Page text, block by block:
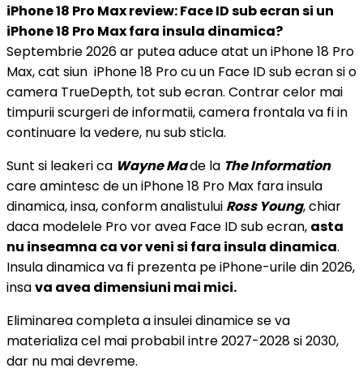
iPhone 18 Pro Max review: Face ID sub ecran si un
iPhone 18 Pro Max fara insula dinamica?
Septembrie 2026 ar putea aduce atat un iPhone 18 Pro
Max, cat siun iPhone 18 Pro cu un Face ID sub ecran si o
camera TrueDepth, tot sub ecran. Contrar celor mai
timpurii scurgeri de informatii, camera frontala va fi in
continuare la vedere, nu sub sticla.
Sunt si leakeri ca Wayne Made la The Information
care amintesc de un iPhone 18 Pro Max fara insula
dinamica, insa, conform analistului Ross Young, chiar
daca modelele Pro vor avea Face ID sub ecran, asta
nu inseamna ca vor veni si fara insula dinamica.
Insula dinamica va fi prezenta pe iPhone-urile din 2026,
insava avea dimensiuni mai mici.
Eliminarea completa a insulei dinamice se va
materializa cel mai probabil intre 2027-2028 si 2030,
dar nu mai devreme.